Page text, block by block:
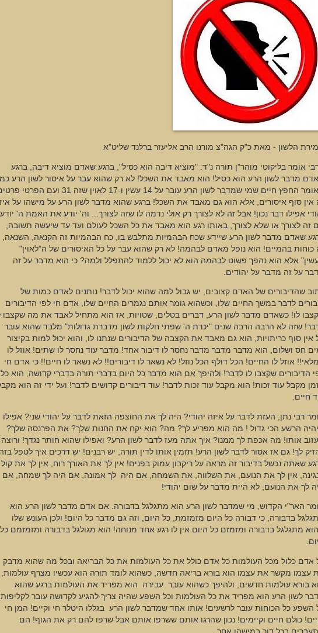
הלשון - מאת כ"ק הגה"צ מורנו הרב אליעזר ברלנד שליט"א
אומר בליקוטי מוהר"ן תורה נ"ד: "מוציא דיבה הוא כסיל", ברגע שאדם מוציא דיבה, ברגע
מדבר לשון הרע הוא כסיל! הוא מאבד את השכל! לא רק שהוא עבר על איסור לשון הרע
שאומר החפץ חיים שמי שמדבר לשון הרע עובר על 14 עשין ו-17 לאוין שזה 31 ועם הפרטי
אין סוף איסורים, אלא הוא גם מאבד את השכל! ברגע שהוא מדבר לשון הרע על מישהו על
אפילו דבר נכון! אבל זה לא לצורך רק אולי נדמה לו שזה לצורך... וה' יודע את האמת ה' יודע
זה לצורך או שלא לצורך, באותו רגע הוא מאבד את כל השכל לעולם ועד עד שיעשה תשובה,
שאדם מדבר לשון הרע שיידע שכח הבהמיות מתלבש בו, כח הבהמיות זה הקנאה, השנאה,
כוחות בהמיים! הוא נופל מאדם לבהמה! לא רק שהוא עבר על כל האיסורים של ה"לאוין"
אלא הוא נהפך פשוט לבהמה הוא לא יכול ללמוד להתפלל ולמה? כי הוא מדבר על זה
על זה מדבר על יהודים.
שהדיבורים של האדם קצובים, יש גבול למה שהוא יכול לדבר! נותנים לאדם כמות של
לדבר במשך החיים שלו, וכשהוא גומר אותם נגמרים החיים שלו, אדם חי לפי הדיבורים
לו! כשאדם מדבר לשון הרע, דברים בטלים, שטויות, אז הוא מתחיל לאבד את מה שקצבו
שזה לא הרבה הרבה שנים "יכרת ה' שפתי חלקות לשון מדברת גדולות" מלבד שהוא עובר
אין סוף כריתויות, הוא גם מאבד את הקצבה של הדיבורים שנתנו לו, והוא יכול למות בקיצור
חס ושלום, הוא מדבר מדבר מדבר נחסר לו דיבור אחד! מדבר עוד נחסר לו שתים! אוזל לו
אוזל לו החיים! הכל דולף הכל נוזל! לא נשאר לו דיבורים!! לא נשאר לו חיים!! כי אדם חי
הדיבורים שקצבו לו לדבר! ולהיפך אם הוא מדבר כל היום בדברי תורה בדברי קדושה, הוא כל
מקבל עוד זכות! הוא מקבל עוד זכות לדבר! עוד דיבורים קדושים לדבר! ועל ידי זה הוא
חיים.
רבי נתן, העזת לדבר על איזה יהודי? היה לך את החוצפה הזאת לדבר על יהודי שני? אפילו
הרשע הכי גדול ! מה הוא מפריע לך? מה? הוא יקח את החנות שלך? את הפרנסה שלך?
אותו! מה אכפת לך ממנו? איך אתה מעז לדבר לשון הרע? ואפילו שהוא חותר נגדך! ורוצה
לך! גם אז אסור לדבר לשון הרע! תזמין אותו לדין תורה, יש רבנים! יש דרכים איך לטפל בזה.
שאתה נכשל בדיבור זה מראה על ריקבון עמוק בפנים! אין לך את האורך רוח, אין לך את קול
אין לך את הנועם, את השלווה, את השמחה, אם היה לך אמונה, אם היה לך שמחה, אם
לך את הנועם, לא היית מדבר על שום יהודי!
האר"י הקדוש, מי שמדבר לשון הרע הוא מתגלגל בדבורה. אם אדם מדבר לשון הרע הוא
בדבורה, כי דבורה כל היום מזמזמת, כל היום, וזה גם מדבר כל היום! ולכן העונש שלו
מתגלגל בדבורה ומזמזם כל היום אין לו רגע אחד מנוחה! הוא מגולגל בדבורה ומזמזמם כל
אדם כלול מכל העולמות כל אדם כולל את כל העולמות את כל הבריאה ובכל מה שהוא מדבק
עצמו מקשר את עצמו הוא בורא בריאה חדשה, כשהוא לומד תורה הוא עכשיו מצרף עולמות,
בורא עולמות חדשים, ולהיפך כשהוא עובר עבירה הוא מפריד את העולמות ברגע שהוא
לשון הרע הוא מפריד את כל העולמות וכל השפע שהיה צריך להגיע לקדושה עובר
השפע כל הכוחות עובר לרשעים! אותו אחד שמדבר לשון הרע בגללו היטלר חי וקיים! המן חי
כולם חיים וקיימים! נכון שהרגו אותם ששרפו אותם אבל שרפו להם רק את הגוף! הם